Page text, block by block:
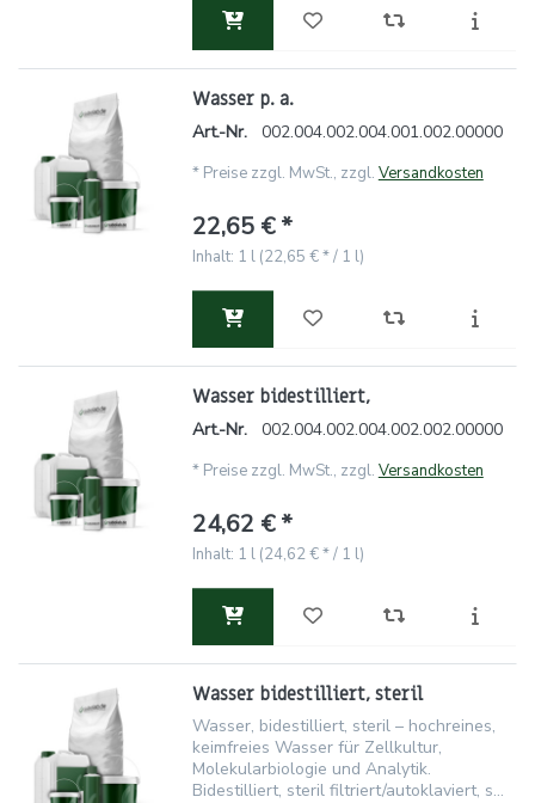
Wasser p. a.
Art.-Nr. 002.004.002.004.001.002.00000
* Preise zzgl. MwSt., zzgl. Versandkosten
22,65 € *
Inhalt: 1 l (22,65 € * / 1 l)
Wasser bidestilliert,
Art.-Nr. 002.004.002.004.002.002.00000
* Preise zzgl. MwSt., zzgl. Versandkosten
24,62 € *
Inhalt: 1 l (24,62 € * / 1 l)
Wasser bidestilliert, steril
Wasser, bidestilliert, steril – hochreines,
keimfreies Wasser für Zellkultur,
Molekularbiologie und Analytik.
Bidestilliert, steril filtriert/autoklaviert, s...